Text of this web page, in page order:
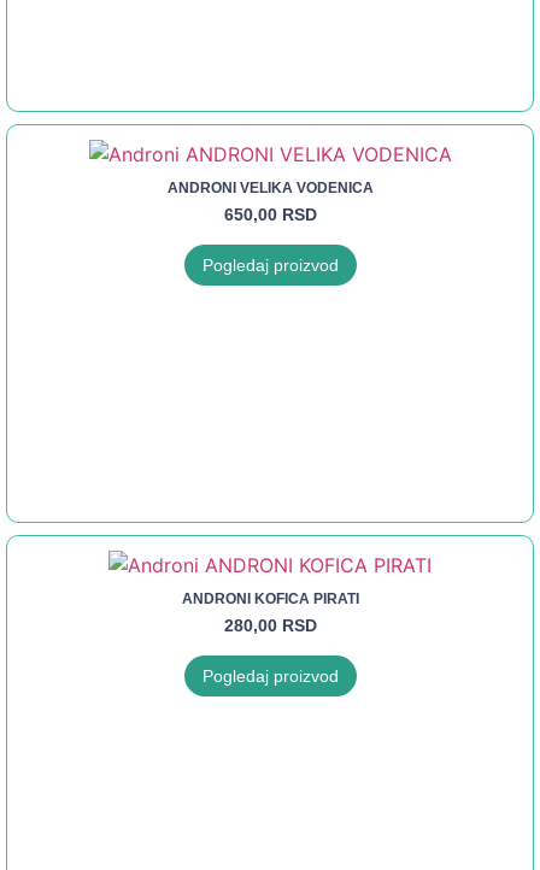
ANDRONI VELIKA VODENICA
650,00 RSD
Pogledaj proizvod
ANDRONI KOFICA PIRATI
280,00 RSD
Pogledaj proizvod